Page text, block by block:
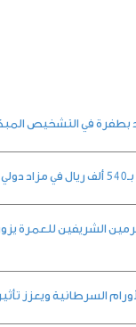
في التشخيص المبكر
الشريفين للعمرة
السرطانية ويعزز